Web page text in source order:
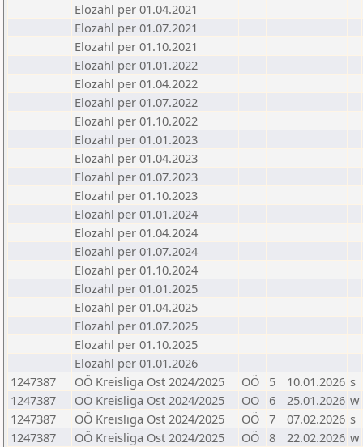
Elozahl per 01.04.2021
Elozahl per 01.07.2021
Elozahl per 01.10.2021
Elozahl per 01.01.2022
Elozahl per 01.04.2022
Elozahl per 01.07.2022
Elozahl per 01.10.2022
Elozahl per 01.01.2023
Elozahl per 01.04.2023
Elozahl per 01.07.2023
Elozahl per 01.10.2023
Elozahl per 01.01.2024
Elozahl per 01.04.2024
Elozahl per 01.07.2024
Elozahl per 01.10.2024
Elozahl per 01.01.2025
Elozahl per 01.04.2025
Elozahl per 01.07.2025
Elozahl per 01.10.2025
Elozahl per 01.01.2026
1247387
OÖ Kreisliga Ost 2024/2025 OÖ 5 10.01.2026 s
1247387
OÖ Kreisliga Ost 2024/2025 OÖ 6 25.01.2026 w
1247387
OÖ Kreisliga Ost 2024/2025 OÖ 7 07.02.2026 s
1247387
OÖ Kreisliga Ost 2024/2025 OÖ 8 22.02.2026 w